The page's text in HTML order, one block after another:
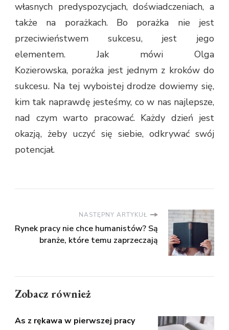
własnych predyspozycjach, doświadczeniach, a
także na porażkach. Bo porażka nie jest
przeciwieństwem sukcesu, jest jego
elementem. Jak mówi Olga
Kozierowska, porażka jest jednym z kroków do
sukcesu. Na tej wyboistej drodze dowiemy się,
kim tak naprawdę jesteśmy, co w nas najlepsze,
nad czym warto pracować. Każdy dzień jest
okazją, żeby uczyć się siebie, odkrywać swój
potencjał.
NASTĘPNY ARTYKUŁ
Rynek pracy nie chce humanistów? Są
branże, które temu zaprzeczają
Zobacz również
As z rękawa w pierwszej pracy